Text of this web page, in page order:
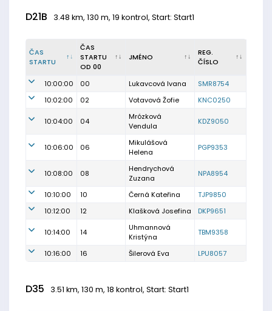
D21B 3.48 km, 130 m, 19 kontrol, Start: Start1
ČAS
STARTU
ČAS
STARTU
OD 00
JMÉNO
REG.
ČÍSLO
10:00:00 00 Lukavcová Ivana
SMR8754
10:02:00
02 Votavová Žofie KNC0250
10:04:00 04
Mrózková
Vendula
KDZ9050
10:06:00 06
Mikulášová
Helena
PGP9353
10:08:00 08
Hendrychová
Zuzana
NPA8954
10:10:00 10 Černá Kateřina
TJP9850
10:12:00
12 Klašková Josefina DKP9651
10:14:00 14
Uhmannová
Kristýna
TBM9358
10:16:00 16 Šilerová Eva LPU8057
D35 3.51 km, 130 m, 18 kontrol, Start: Start1